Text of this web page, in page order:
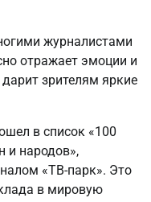
журналистами
отражает эмоции и
зрителям яркие
в список «100
и народов»,
«ТВ-парк». Это
в мировую